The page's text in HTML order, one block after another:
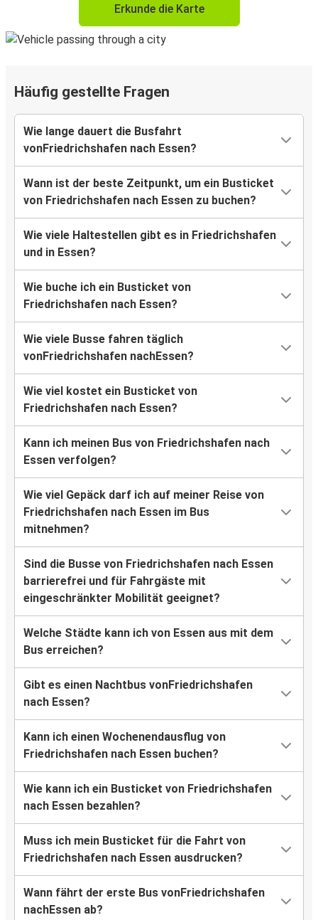
Erkunde die Karte
Häufig gestellte Fragen
Wie lange dauert die Busfahrt
vonFriedrichshafen nach Essen?
Wann ist der beste Zeitpunkt, um ein Busticket
von Friedrichshafen nach Essen zu buchen?
Wie viele Haltestellen gibt es in Friedrichshafen
und in Essen?
Wie buche ich ein Busticket von
Friedrichshafen nach Essen?
Wie viele Busse fahren täglich
vonFriedrichshafen nachEssen?
Wie viel kostet ein Busticket von
Friedrichshafen nach Essen?
Kann ich meinen Bus von Friedrichshafen nach
Essen verfolgen?
Wie viel Gepäck darf ich auf meiner Reise von
Friedrichshafen nach Essen im Bus
mitnehmen?
Sind die Busse von Friedrichshafen nach Essen
barrierefrei und für Fahrgäste mit
eingeschränkter Mobilität geeignet?
Welche Städte kann ich von Essen aus mit dem
Bus erreichen?
Gibt es einen Nachtbus vonFriedrichshafen
nach Essen?
Kann ich einen Wochenendausflug von
Friedrichshafen nach Essen buchen?
Wie kann ich ein Busticket von Friedrichshafen
nach Essen bezahlen?
Muss ich mein Busticket für die Fahrt von
Friedrichshafen nach Essen ausdrucken?
Wann fährt der erste Bus vonFriedrichshafen
nachEssen ab?